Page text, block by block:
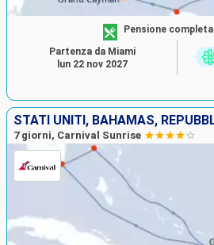
Pensione completa
Partenza da Miami
lun 22 nov 2027
7 giorni, Carnival Sunrise